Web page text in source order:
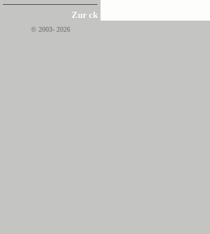
Zur ck
© 2003- 2026